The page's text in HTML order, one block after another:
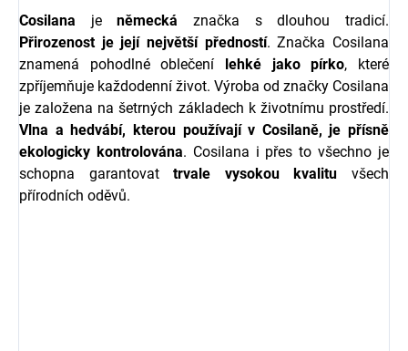
Cosilana jeněmecká značka s dlouhou tradicí.
Přirozenost je její největší předností. Značka Cosilana
znamená pohodlné oblečení lehké jako pírko, které
zpříjemňuje každodenní život. Výroba od značky Cosilana
je založena na šetrných základech k životnímu prostředí.
Vlna a hedvábí, kterou používají v Cosilaně, je přísně
ekologicky kontrolována. Cosilana i přes to všechno je
schopna garantovattrvale vysokou kvalitu všech
přírodních oděvů.